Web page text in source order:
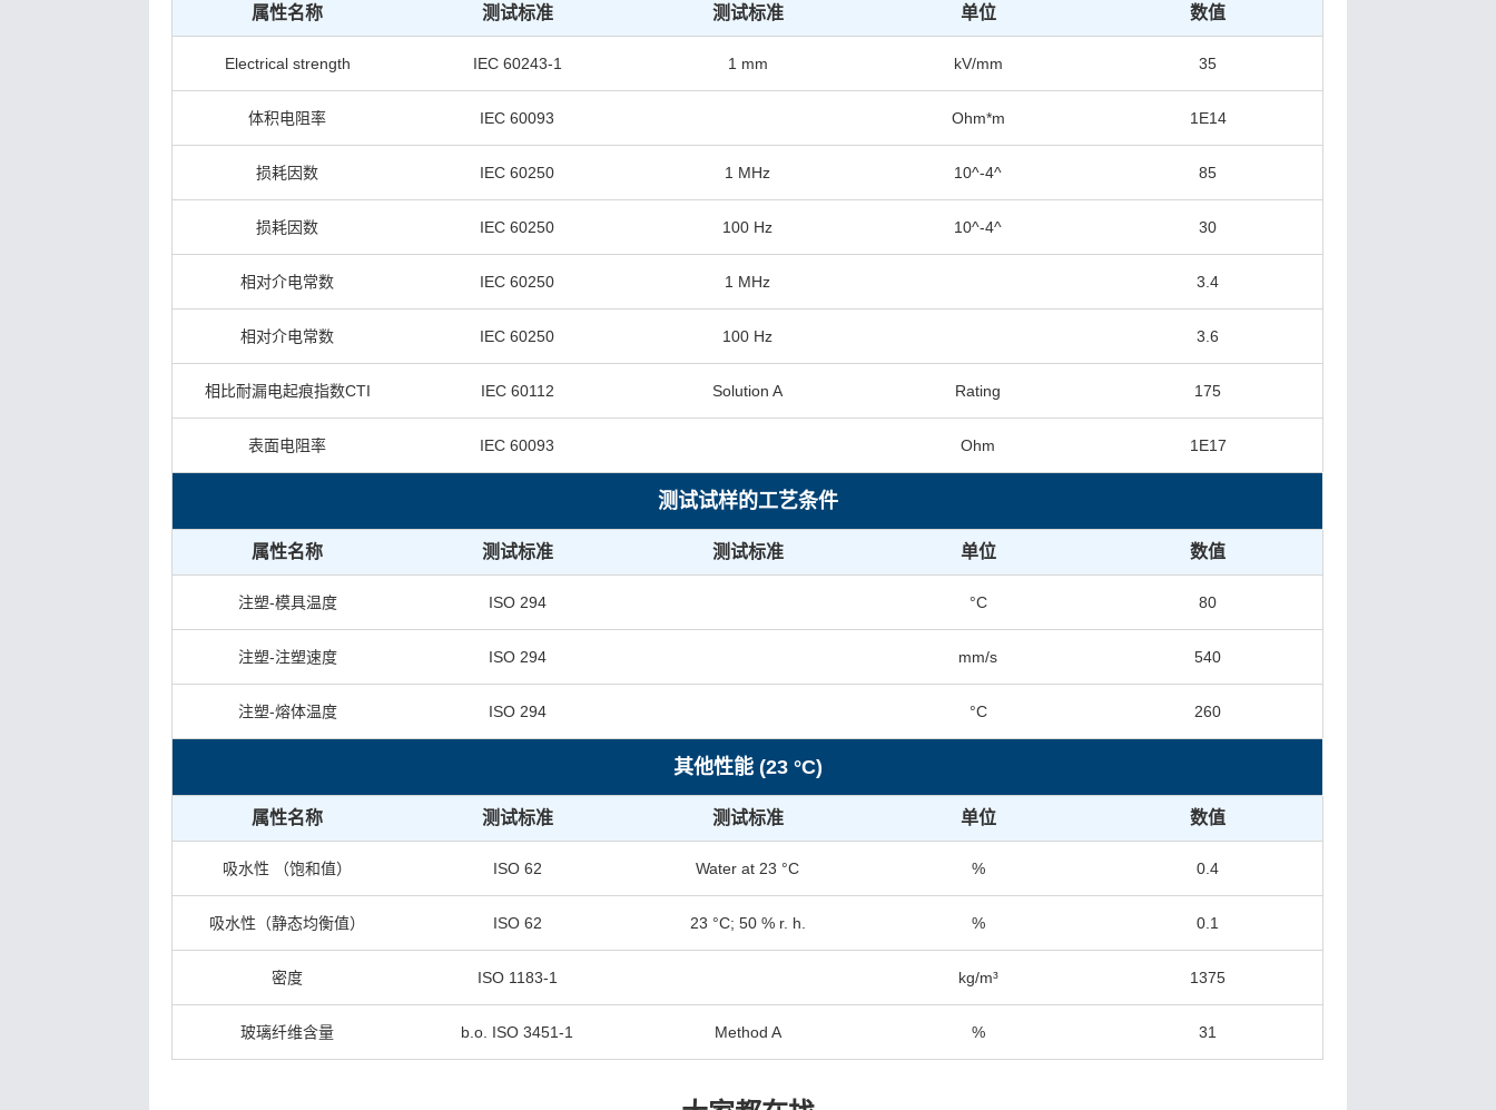
属性名称 测试标准 测试标准 单位 数值
Electrical strength IEC 60243-1 1 mm kV/mm 35
体积电阻率 IEC 60093 Ohm*m 1E14
损耗因数 IEC 60250 1 MHz 10^-4^ 85
损耗因数 IEC 60250 100 Hz 10^-4^ 30
相对介电常数 IEC 60250 1 MHz 3.4
相对介电常数 IEC 60250 100 Hz 3.6
相比耐漏电起痕指数CTI IEC 60112 Solution A Rating 175
表面电阻率 IEC 60093 Ohm 1E17
测试试样的工艺条件
属性名称 测试标准 测试标准 单位 数值
注塑-模具温度 ISO 294 °C 80
注塑-注塑速度 ISO 294 mm/s 540
注塑-熔体温度 ISO 294 °C 260
其他性能 (23 °C)
属性名称 测试标准 测试标准 单位 数值
吸水性 （饱和值） ISO 62 Water at 23 °C % 0.4
吸水性（静态均衡值） ISO 62 23 °C; 50 % r. h. % 0.1
密度 ISO 1183-1 kg/m³ 1375
玻璃纤维含量 b.o. ISO 3451-1 Method A % 31